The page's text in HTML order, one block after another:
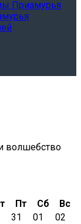
Приамурья
волшебство
Пт Сб
Вс
31 01 02